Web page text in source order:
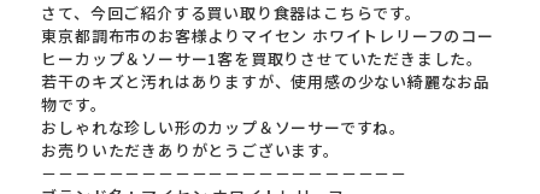
さて、今回ご紹介する買い取り食器はこちらです。
東京都調布市のお客様よりマイセン ホワイトレリーフのコー
ヒーカップ＆ソーサー1客を買取りさせていただきました。
若干のキズと汚れはありますが、使用感の少ない綺麗なお品
物です。
おしゃれな珍しい形のカップ＆ソーサーですね。
お売りいただきありがとうございます。
－－－－－－－－－－－－－－－－－－－－－－